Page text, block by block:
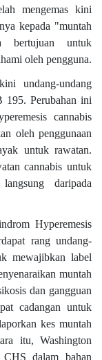
mengemas kini
kepada "muntah
bertujuan untuk
oleh pengguna.
undang-undang
195. Perubahan ini
cannabis
oleh penggunaan
untuk rawatan.
cannabis untuk
daripada
Hyperemesis
rang undang-
mewajibkan label
muntah
dan gangguan
cadangan untuk
kes muntah
itu, Washington
CHS dalam bahan